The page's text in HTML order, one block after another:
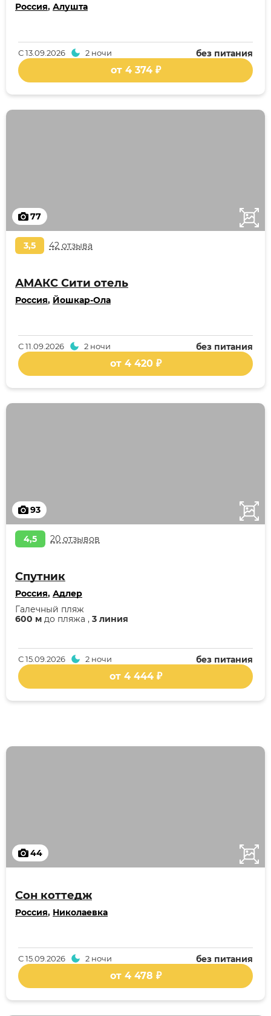
Россия, Алушта
без питания
С13.09.2026 2 ночи
от 4 374 ₽
77
3,5 42 отзыва
АМАКС Сити отель
Россия, Йошкар-Ола
без питания
С11.09.2026 2 ночи
от 4 420 ₽
93
4,5 20 отзывов
Спутник
Россия, Адлер
600 м до пляжа , 3 линия
Галечный пляж
без питания
С15.09.2026 2 ночи
от 4 444 ₽
44
Сон коттедж
Россия, Николаевка
без питания
С15.09.2026 2 ночи
от 4 478 ₽